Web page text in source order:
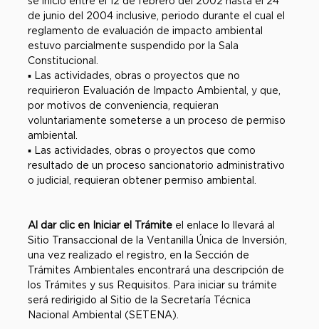
de junio del 2004 inclusive, periodo durante el cual el
reglamento de evaluación de impacto ambiental
estuvo parcialmente suspendido por la Sala
Constitucional.
▪ Las actividades, obras o proyectos que no
requirieron Evaluación de Impacto Ambiental, y que,
por motivos de conveniencia, requieran
voluntariamente someterse a un proceso de permiso
ambiental.
▪ Las actividades, obras o proyectos que como
resultado de un proceso sancionatorio administrativo
o judicial, requieran obtener permiso ambiental.
Al dar clic en Iniciar el Trámite el enlace lo llevará al
Sitio Transaccional de la Ventanilla Única de Inversión,
una vez realizado el registro, en la Sección de
Trámites Ambientales encontrará una descripción de
los Trámites y sus Requisitos. Para iniciar su trámite
será redirigido al Sitio de la Secretaría Técnica
Nacional Ambiental (SETENA).